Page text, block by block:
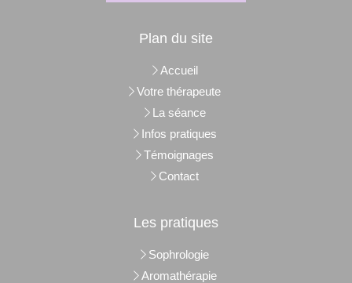
Plan du site
Accueil
Votre thérapeute
La séance
Infos pratiques
Témoignages
Contact
Les pratiques
Sophrologie
Aromathérapie